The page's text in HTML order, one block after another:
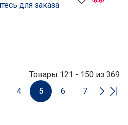
для заказа
Товары 121 - 150 из 369
4 5 6 7